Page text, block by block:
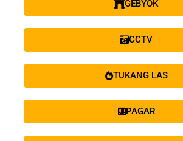
GEBYOK
CCTV
TUKANG LAS
PAGAR